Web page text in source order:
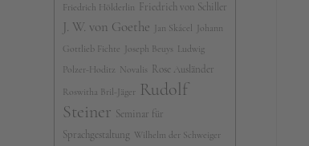
Friedrich Hölderlin
Friedrich von Schiller
J. W. von Goethe Jan Skácel
Johann
Gottlieb Fichte Joseph Beuys Ludwig
Polzer-Hoditz Novalis Rose Ausländer
Roswitha Bril-Jäger Rudolf
Steiner Seminar für
Sprachgestaltung Wilhelm der Schweiger